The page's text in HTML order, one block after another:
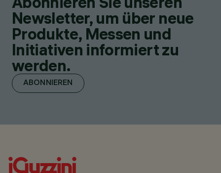
Newsletter, um über neue
Produkte, Messen und
Initiativen informiert zu
werden.
ABONNIEREN